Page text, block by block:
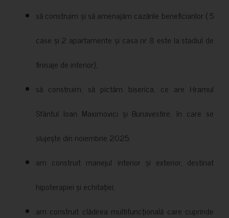
să construim și să amenajăm cazările beneficiarilor ( 5
case și 2 apartamente și casa nr 8 este la stadiul de
finisaje de interior);
să construim, să pictăm biserica, ce are Hramul
Sfântul Ioan Maximovici și Bunavestire, în care se
slujește din noiembrie 2025;
am construit manejul interior și exterior, destinat
hipoterapiei și echitației;
am construit clădirea multifuncțională care cuprinde